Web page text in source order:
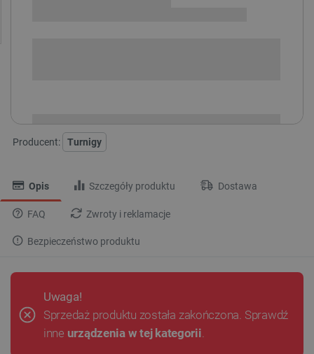
Producent: Turnigy
Opis Szczegóły produktu Dostawa
FAQ Zwroty i reklamacje
Bezpieczeństwo produktu
Uwaga!
Sprzedaż produktu została zakończona. Sprawdź
inne urządzenia w tej kategorii.